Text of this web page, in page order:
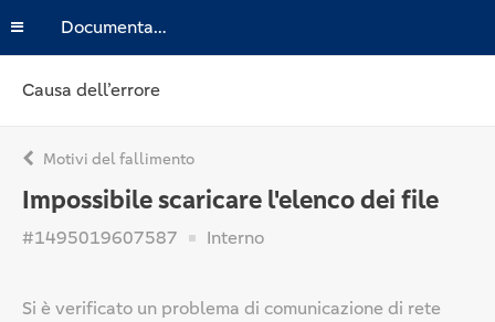
Documentazione
Causa dell’errore
Motivi del fallimento
Impossibile scaricare l'elenco dei file
#1495019607587 Interno
Si è verificato un problema di comunicazione di rete